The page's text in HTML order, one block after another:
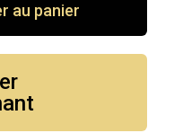
au panier